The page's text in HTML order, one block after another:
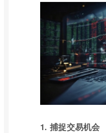
1. 捕捉交易机会